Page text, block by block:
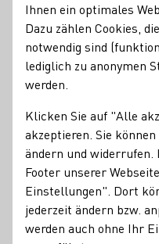
mit
Registrierung erforderlich
21.11.2610:30 - 14:30 Uhr
Nachfolgende Termine:
28.11.2610:30 - 14:30 Uhr
13.03.2710:30 - 14:30 Uhr
Ihnen ein optimales
Dazu zählen Cookies,
notwendig sind
lediglich zu anonymen
werden.
Klicken Sie auf "Alle
akzeptieren. Sie
ändern und
Footer unserer
Einstellungen". Dort
jederzeit ändern bzw.
werden auch ohne Ihr